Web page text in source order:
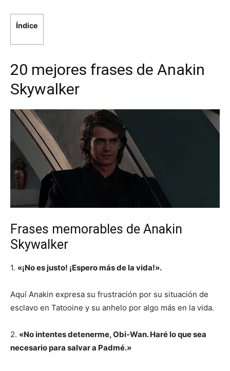
Índice
20 mejores frases de Anakin
Skywalker
Frases memorables de Anakin
Skywalker
1. «¡No es justo! ¡Espero más de la vida!».
Aquí Anakin expresa su frustración por su situación de
esclavo en Tatooine y su anhelo por algo más en la vida.
2. «No intentes detenerme, Obi-Wan. Haré lo que sea
necesario para salvar a Padmé.»